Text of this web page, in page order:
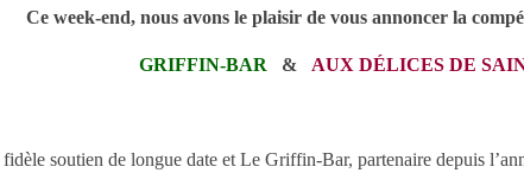
Ce week-end, nous avons le plaisir de vous annoncer la
GRIFFIN-BAR & AUX DÉLICES DE
soutien de longue date et Le Griffin-Bar, partenaire depuis